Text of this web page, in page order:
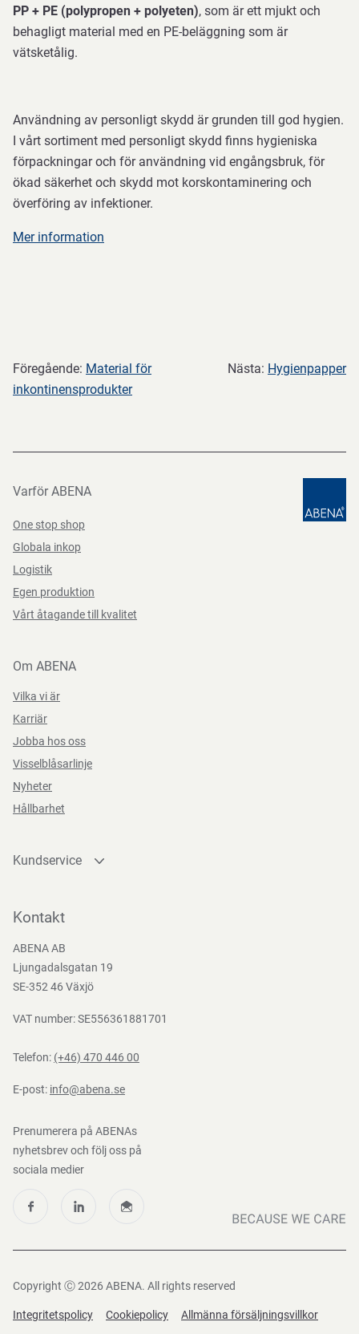
PP + PE (polypropen + polyeten), som är ett mjukt och
behagligt material med en PE-beläggning som är
vätsketålig.
Användning av personligt skydd är grunden till god hygien.
I vårt sortiment med personligt skydd finns hygieniska
förpackningar och för användning vid engångsbruk, för
ökad säkerhet och skydd mot korskontaminering och
överföring av infektioner.
Mer information
Föregående: Material för
inkontinensprodukter
Nästa: Hygienpapper
Varför ABENA
One stop shop
Globala inkop
Logistik
Egen produktion
Vårt åtagande till kvalitet
Om ABENA
Vilka vi är
Karriär
Jobba hos oss
Visselblåsarlinje
Nyheter
Hållbarhet
Kundservice
Bli kund
Nedladdningar
Kontakt
ABENA AB
Ljungadalsgatan 19
SE-352 46 Växjö
VAT number: SE556361881701
Telefon: (+46) 470 446 00
E-post: info@abena.se
Prenumerera på ABENAs
nyhetsbrev och följ oss på
sociala medier
Copyright Ⓒ 2026 ABENA. All rights reserved
Integritetspolicy Cookiepolicy Allmänna försäljningsvillkor